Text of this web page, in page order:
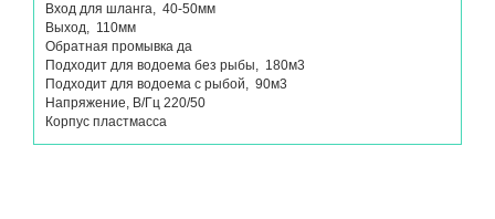
Вход для шланга, 40-50мм
Выход, 110мм
Обратная промывка да
Подходит для водоема без рыбы, 180м3
Подходит для водоема с рыбой, 90м3
Напряжение, В/Гц 220/50
Корпус пластмасса